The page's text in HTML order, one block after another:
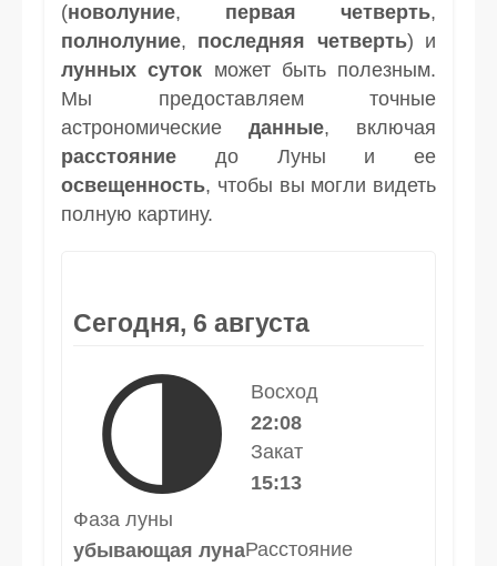
(новолуние, первая четверть,
полнолуние, последняя четверть) и
лунных суток может быть полезным.
Мы предоставляем точные
астрономические данные, включая
расстояние до Луны и ее
освещенность, чтобы вы могли видеть
полную картину.
Сегодня, 6 августа
🌗
Восход
22:08
Закат
15:13
Фаза луны
убывающая лунаРасстояние